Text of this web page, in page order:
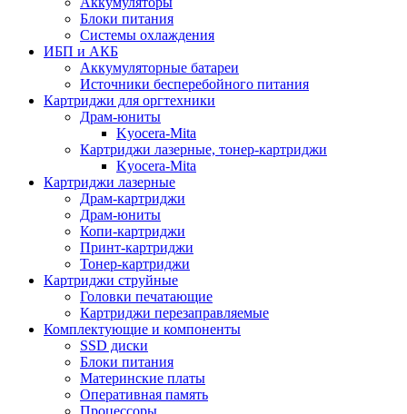
Блоки питания
Системы охлаждения
ИБП и АКБ
Аккумуляторные батареи
Источники бесперебойного питания
Картриджи для оргтехники
Драм-юниты
Kyocera-Mita
Картриджи лазерные, тонер-картриджи
Kyocera-Mita
Картриджи лазерные
Драм-картриджи
Драм-юниты
Копи-картриджи
Принт-картриджи
Тонер-картриджи
Картриджи струйные
Головки печатающие
Картриджи перезаправляемые
Комплектующие и компоненты
SSD диски
Блоки питания
Материнские платы
Оперативная память
Процессоры